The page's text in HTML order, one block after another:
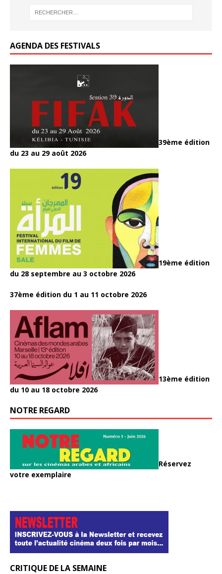
o
AGENDA DES FESTIVALS
39ème édition
du 23 au 29 août 2026
19ème édition
du 28 septembre au 3 octobre 2026
37ème édition du 1 au 11 octobre 2026
13ème édition
du 10 au 18 octobre 2026
NOTRE REGARD
Réservez
votre exemplaire
CRITIQUE DE LA SEMAINE